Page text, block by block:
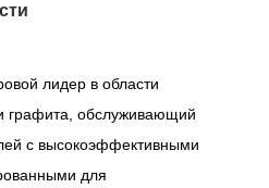
лидер в области
графита, обслуживающий
с высокоэффективными
для